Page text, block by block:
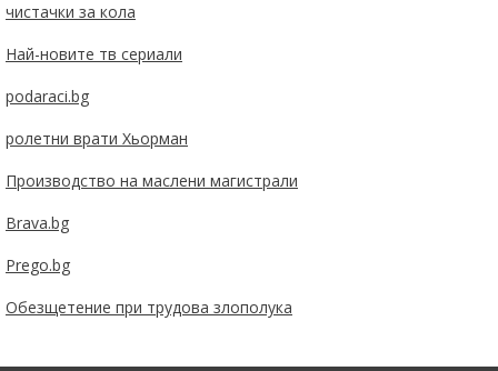
чистачки за кола
Най-новите тв сериали
podaraci.bg
ролетни врати Хьорман
Производство на маслени магистрали
Brava.bg
Prego.bg
Обезщетение при трудова злополука